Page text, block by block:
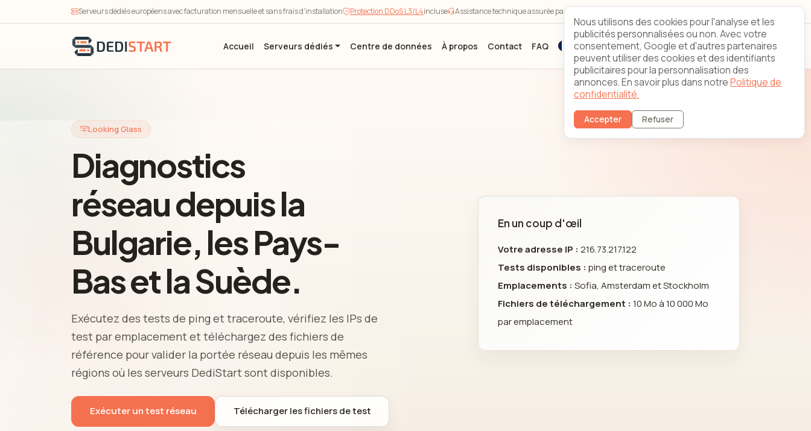
Serveurs dédiés européens avec facturation mensuelle et sans frais d'installation Protection DDoS L3/L4incluse Assistance technique assurée par une équipe 24/7/365
Accueil Serveurs dédiés Centre de données À propos Contact FAQ S'inscrire Connexion client
Looking Glass
Diagnostics
réseau depuis la
Bulgarie, les Pays-
Bas et la Suède.
Exécutez des tests de ping et traceroute, vérifiez les IPs de
test par emplacement et téléchargez des fichiers de
référence pour valider la portée réseau depuis les mêmes
régions où les serveurs DediStart sont disponibles.
Exécuter un test réseau Télécharger les fichiers de test
En un coup d'œil
Votre adresse IP : 216.73.217.122
Tests disponibles : ping et traceroute
Emplacements : Sofia, Amsterdam et Stockholm
Fichiers de téléchargement : 10 Mo à 10 000 Mo
par emplacement
Nous utilisons des cookies pour l'analyse et les
publicités personnalisées ou non. Avec votre
consentement, Google et d'autres partenaires
peuvent utiliser des cookies et des identifiants
publicitaires pour la personnalisation des
annonces. En savoir plus dans notrePolitique de
confidentialité.
Accepter Refuser